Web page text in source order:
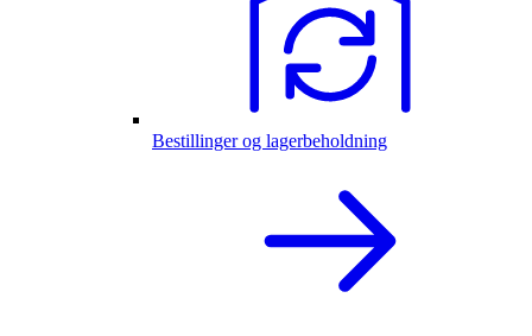
Bestillinger og lagerbeholdning